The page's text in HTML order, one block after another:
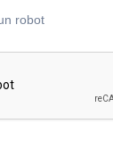
robot